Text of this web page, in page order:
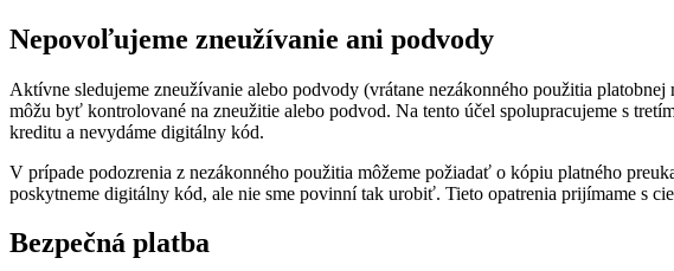
Nepovoľujeme zneužívanie ani podvody
Aktívne sledujeme zneužívanie alebo podvody (vrátane nezákonného použitia
môžu byť kontrolované na zneužitie alebo podvod. Na tento účel spolupracujeme s
kreditu a nevydáme digitálny kód.
V prípade podozrenia z nezákonného použitia môžeme požiadať o kópiu platného
poskytneme digitálny kód, ale nie sme povinní tak urobiť. Tieto opatrenia prijímame s
Bezpečná platba